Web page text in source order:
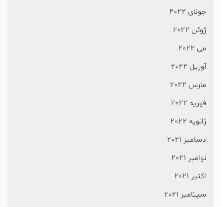
جولای 2022
ژوئن 2022
می 2022
آوریل 2022
مارس 2022
فوریه 2022
ژانویه 2022
دسامبر 2021
نوامبر 2021
اکتبر 2021
سپتامبر 2021